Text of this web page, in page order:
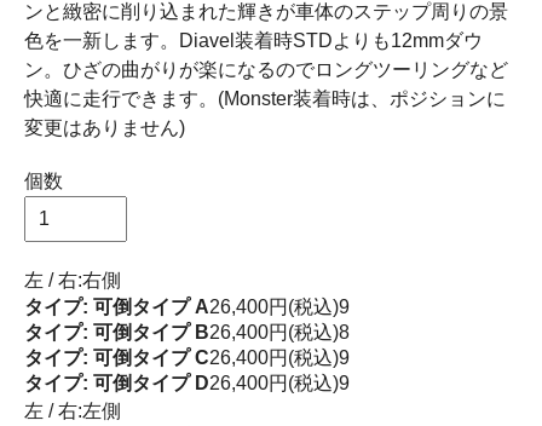
ンと緻密に削り込まれた輝きが車体のステップ周りの景
色を一新します。Diavel装着時STDよりも12mmダウ
ン。ひざの曲がりが楽になるのでロングツーリングなど
快適に走行できます。(Monster装着時は、ポジションに
変更はありません)
個数
左 / 右:右側
タイプ: 可倒タイプ A26,400円(税込)9
タイプ: 可倒タイプ B26,400円(税込)8
タイプ: 可倒タイプ C26,400円(税込)9
タイプ: 可倒タイプ D26,400円(税込)9
左 / 右:左側